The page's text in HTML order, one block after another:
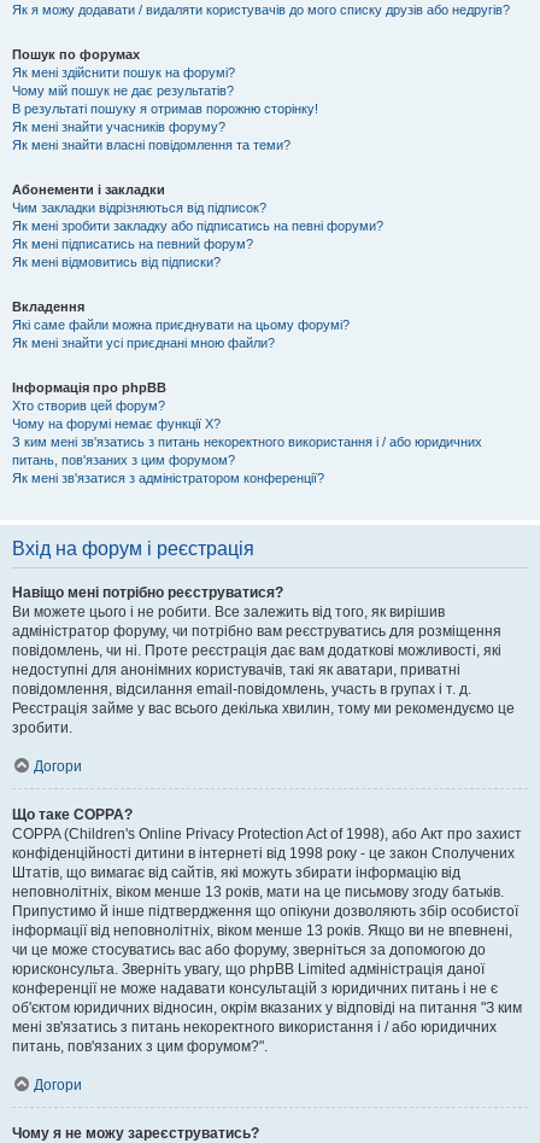
Як я можу додавати / видаляти користувачів до мого списку друзів або недругів?
Пошук по форумах
Як мені здійснити пошук на форумі?
Чому мій пошук не дає результатів?
В результаті пошуку я отримав порожню сторінку!
Як мені знайти учасників форуму?
Як мені знайти власні повідомлення та теми?
Абонементи і закладки
Чим закладки відрізняються від підписок?
Як мені зробити закладку або підписатись на певні форуми?
Як мені підписатись на певний форум?
Як мені відмовитись від підписки?
Вкладення
Які саме файли можна приєднувати на цьому форумі?
Як мені знайти усі приєднані мною файли?
Інформація про phpBB
Хто створив цей форум?
Чому на форумі немає функції X?
З ким мені зв'язатись з питань некоректного використання і / або юридичних
питань, пов'язаних з цим форумом?
Як мені зв'язатися з адміністратором конференції?
Вхід на форум і реєстрація
Навіщо мені потрібно реєструватися?
Ви можете цього і не робити. Все залежить від того, як вирішив
адміністратор форуму, чи потрібно вам реєструватись для розміщення
повідомлень, чи ні. Проте реєстрація дає вам додаткові можливості, які
недоступні для анонімних користувачів, такі як аватари, приватні
повідомлення, відсилання email-повідомлень, участь в групах і т. д.
Реєстрація займе у вас всього декілька хвилин, тому ми рекомендуємо це
зробити.
Догори
Що таке COPPA?
COPPA (Children's Online Privacy Protection Act of 1998), або Акт про захист
конфіденційності дитини в інтернеті від 1998 року - це закон Сполучених
Штатів, що вимагає від сайтів, які можуть збирати інформацію від
неповнолітніх, віком менше 13 років, мати на це письмову згоду батьків.
Припустимо й інше підтвердження що опікуни дозволяють збір особистої
інформації від неповнолітніх, віком менше 13 років. Якщо ви не впевнені,
чи це може стосуватись вас або форуму, зверніться за допомогою до
юрисконсульта. Зверніть увагу, що phpBB Limited адміністрація даної
конференції не може надавати консультацій з юридичних питань і не є
об'єктом юридичних відносин, окрім вказаних у відповіді на питання "З ким
мені зв'язатись з питань некоректного використання і / або юридичних
питань, пов'язаних з цим форумом?".
Догори
Чому я не можу зареєструватись?